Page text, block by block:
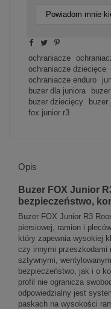
Powiadom mnie
ochraniacze
ochraniacze dziecięce
ochraniacze enduro
buzer dla juniora
buzer dziecięcy
buzer
fox junior r3
Opis
Buzer FOX Junior
bezpieczeństwo,
Buzer FOX Junior R3
piersiowej, ramion i
który zapewnia wysokiej
czy innymi przeszkodami
sztywnymi,
bezpieczeństwo, jak i o
profil nie ogranicza
odpowiedzialny jest
paskach na wysokości